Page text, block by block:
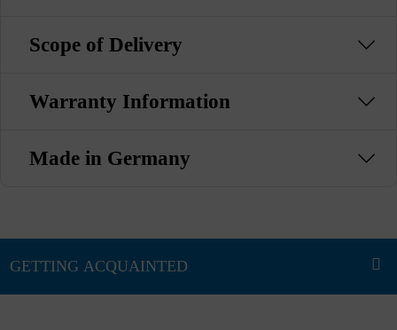
Scope of Delivery
Warranty Information
Made in Germany